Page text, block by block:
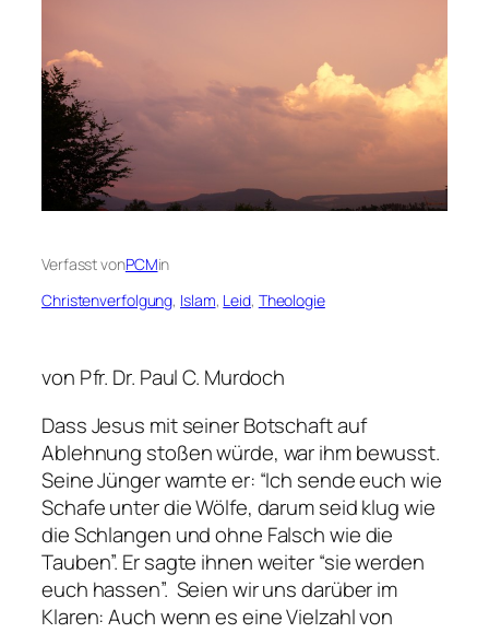
Verfasst vonPCMin
Christenverfolgung, Islam, Leid, Theologie
von Pfr. Dr. Paul C. Murdoch
Dass Jesus mit seiner Botschaft auf
Ablehnung stoßen würde, war ihm bewusst.
Seine Jünger warnte er: “Ich sende euch wie
Schafe unter die Wölfe, darum seid klug wie
die Schlangen und ohne Falsch wie die
Tauben”. Er sagte ihnen weiter “sie werden
euch hassen”. Seien wir uns darüber im
Klaren: Auch wenn es eine Vielzahl von